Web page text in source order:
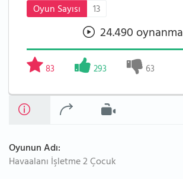
Oyun Sayısı
13
24.490 oynanma
83 293 63
Oyunun Adı:
Havaalanı İşletme 2 Çocuk